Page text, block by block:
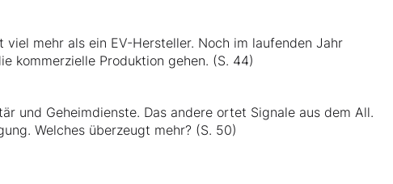
mehr als ein EV-Hersteller. Noch im laufenden Jahr
kommerzielle Produktion gehen. (S. 44)
und Geheimdienste. Das andere ortet Signale aus dem All.
Welches überzeugt mehr? (S. 50)